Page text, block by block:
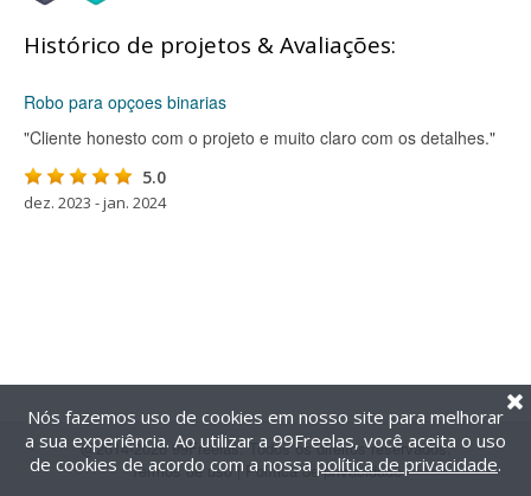
Histórico de projetos & Avaliações:
Robo para opçoes binarias
"Cliente honesto com o projeto e muito claro com os detalhes."
5.0
dez. 2023 - jan. 2024
@2014-2026 99Freelas. Todos os direitos reservados.
Termos de uso| Política de privacidade
Nós fazemos uso de cookies em nosso site para melhorar
a sua experiência. Ao utilizar a 99Freelas, você aceita o uso
de cookies de acordo com a nossa política de privacidade.